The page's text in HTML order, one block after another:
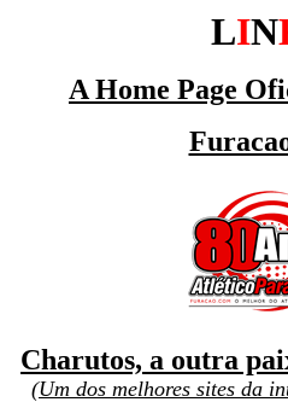
LIN
A Home Page
Charutos, a outra
(Um dos melhores sites da